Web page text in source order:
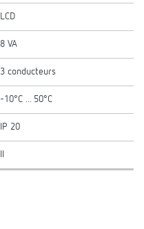
LCD
8 VA
3 conducteurs
-10°C ... 50°C
IP 20